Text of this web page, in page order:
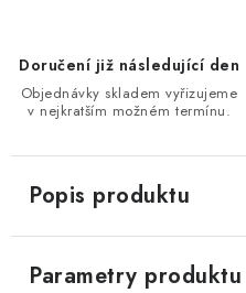
Doručení již následující den
Objednávky skladem vyřizujeme
v nejkratším možném termínu.
Popis produktu
Parametry produktu